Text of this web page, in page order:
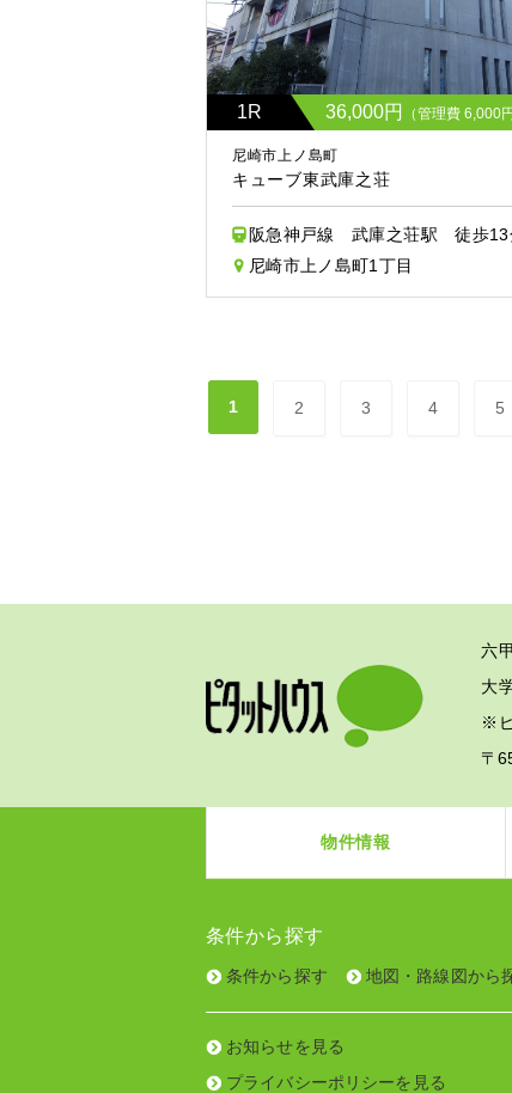
1R 36,000円 （管理費 6,000円
尼崎市上ノ島町
キューブ東武庫之荘
阪急神戸線 武庫之荘駅 徒歩13
尼崎市上ノ島町1丁目
1 2 3 4 5
六
大
※
〒
物件情報
条件から探す
条件から探す 地図・路線図から
お知らせを見る
プライバシーポリシーを見る